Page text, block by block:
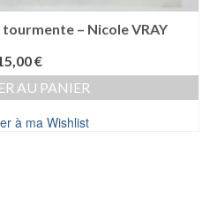
tourmente – Nicole VRAY
€
AU PANIER
à ma Wishlist